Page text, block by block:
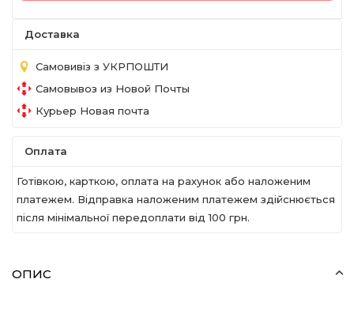
Доставка
Самовивіз з УКРПОШТИ
Самовывоз из Новой Почты
Курьер Новая почта
Оплата
Готівкою, карткою, оплата на рахунок або наложеним
платежем. Відправка наложеним платежем здійснюється
після мінімальної передоплати вiд 100 грн.
ОПИС